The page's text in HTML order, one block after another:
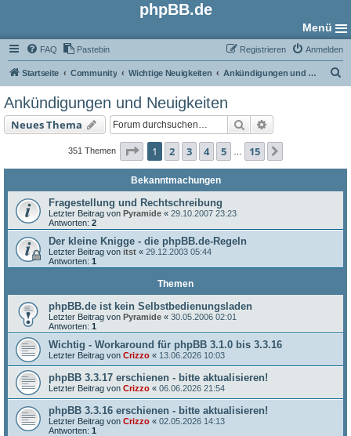
phpBB.de
Menü
FAQ Pastebin Anmelden
Registrieren
Startseite Community Wichtige Neuigkeiten Ankündigungen und Neuigkeiten
Ankündigungen und Neuigkeiten
Neues Thema Suche
351 Themen Seite 1von 15
1 2 3 4 5 15
Bekanntmachungen
Fragestellung und Rechtschreibung
Letzter Beitrag von Pyramide « 29.10.2007 23:23
Antworten: 2
Der kleine Knigge - die phpBB.de-Regeln
Letzter Beitrag von itst « 29.12.2003 05:44
Antworten: 1
Themen
phpBB.de ist kein Selbstbedienungsladen
Letzter Beitrag von Pyramide « 30.05.2006 02:01
Antworten: 1
Wichtig - Workaround für phpBB 3.1.0 bis 3.3.16
Letzter Beitrag von Crizzo « 13.06.2026 10:03
phpBB 3.3.17 erschienen - bitte aktualisieren!
Letzter Beitrag von Crizzo « 06.06.2026 21:54
phpBB 3.3.16 erschienen - bitte aktualisieren!
Letzter Beitrag von Crizzo « 02.05.2026 14:13
Antworten: 1